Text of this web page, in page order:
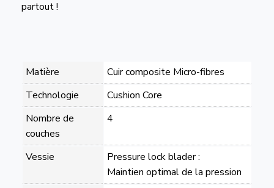
partout !
Matière
Cuir composite Micro-fibres
Technologie
Cushion Core
Nombre de
couches
4
Vessie
Pressure lock blader :
Maintien optimal de la pression